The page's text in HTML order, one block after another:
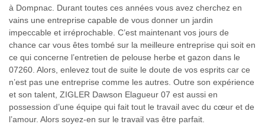
à Dompnac. Durant toutes ces années vous avez cherchez en
vains une entreprise capable de vous donner un jardin
impeccable et irréprochable. C’est maintenant vos jours de
chance car vous êtes tombé sur la meilleure entreprise qui soit en
ce qui concerne l’entretien de pelouse herbe et gazon dans le
07260. Alors, enlevez tout de suite le doute de vos esprits car ce
n’est pas une entreprise comme les autres. Outre son expérience
et son talent, ZIGLER Dawson Elagueur 07 est aussi en
possession d’une équipe qui fait tout le travail avec du cœur et de
l’amour. Alors soyez-en sur le travail vas être parfait.